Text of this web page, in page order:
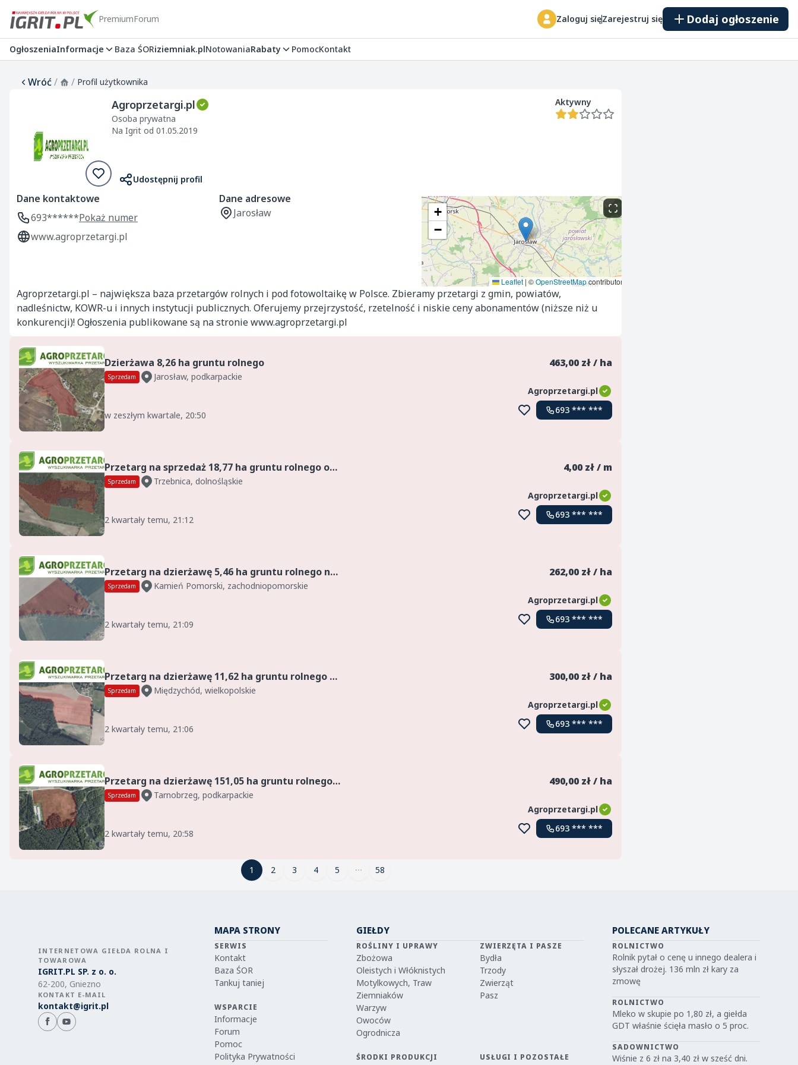
PremiumForum Zaloguj sięZarejestruj się Dodaj ogłoszenie
OgłoszeniaInformacje Baza ŚORiziemniak.plNotowaniaRabaty PomocKontakt
Wróć/ / Profil użytkownika
Agroprzetargi.pl
Osoba prywatna
Na Igrit od 01.05.2019
Udostępnij profil
Aktywny
Dane kontaktowe
693******Pokaż numer
www.agroprzetargi.pl
Dane adresowe
Jarosław
+
−
Leaflet | ©OpenStreetMapcontributors
Agroprzetargi.pl – największa baza przetargów rolnych i pod fotowoltaikę w Polsce. Zbieramy przetargi z gmin, powiatów,
nadleśnictw, KOWR-u i innych instytucji publicznych. Oferujemy przejrzystość, rzetelność i niskie ceny abonamentów (niższe niż u
konkurencji)! Ogłoszenia publikowane są na stronie www.agroprzetargi.pl
Dzierżawa 8,26 ha gruntu rolnego 463,00 zł / ha
Sprzedam
Jarosław, podkarpackie
Agroprzetargi.pl
w zeszłym kwartale, 20:50 693 *** ***
Przetarg na sprzedaż 18,77 ha gruntu rolnego ograniczony do rolników indywidualnych – RV, RVI, ŁIV, ŁV, PsIV, PsV, PsVI, W-RI, W-ŁIV, W-ŁV, Lzr-RVI, Lzr-PsV woj. dolnośląskie, powiat trzebnicki Cena... 4,00 zł / m
Sprzedam
Trzebnica, dolnośląskie
Agroprzetargi.pl
2 kwartały temu, 21:12 693 *** ***
Przetarg na dzierżawę 5,46 ha gruntu rolnego na czas nieokreślony – RV, RVI, PsIII, PsIV, PsV, PsVI woj. zachodniopomorskie, powiat kamieński Roczny czynsz wywoławczy: 1 430,00 PLN Wadium: brak Te... 262,00 zł / ha
Sprzedam
Kamień Pomorski, zachodniopomorskie
Agroprzetargi.pl
2 kwartały temu, 21:09 693 *** ***
Przetarg na dzierżawę 11,62 ha gruntu rolnego na 3 lata – RIVb, RV woj. wielkopolskie, powiat międzychodzki Roczny czynsz wywoławczy: 3 485,31 PLN Wadium: 1 000,00 PLN do 09.04.2026 Termin przetar... 300,00 zł / ha
Sprzedam
Międzychód, wielkopolskie
Agroprzetargi.pl
2 kwartały temu, 21:06 693 *** ***
Przetarg na dzierżawę 151,05 ha gruntu rolnego woj. podkarpackie, powiat tarnobrzeski Roczny czynsz wywoławczy: 74 017,09 PLN Wadium: 3 745,00 PLN do 07.04.2026 Termin składania ofert: 09.04.2026... 490,00 zł / ha
Sprzedam
Tarnobrzeg, podkarpackie
Agroprzetargi.pl
2 kwartały temu, 20:58 693 *** ***
11 2 3 4 5 58
INTERNETOWA GIEŁDA ROLNA I
TOWAROWA
IGRIT.PL SP. z o. o.
62-200, Gniezno
KONTAKT E-MAIL
kontakt@igrit.pl
MAPA STRONY
SERWIS
Kontakt
Baza ŚOR
Tankuj taniej
WSPARCIE
Informacje
Forum
Pomoc
Polityka Prywatności
GIEŁDY
ROŚLINY I UPRAWY
Zbożowa
Oleistych i Włóknistych
Motylkowych, Traw
Ziemniaków
Warzyw
Owoców
Ogrodnicza
ZWIERZĘTA I PASZE
Bydła
Trzody
Zwierząt
Pasz
ŚRODKI PRODUKCJI USŁUGI I POZOSTAŁE
POLECANE ARTYKUŁY
ROLNICTWO
Rolnik pytał o cenę u innego dealera i
słyszał drożej. 136 mln zł kary za
zmowę
ROLNICTWO
Mleko w skupie po 1,80 zł, a giełda
GDT właśnie ścięła masło o 5 proc.
SADOWNICTWO
Wiśnie z 6 zł na 3,40 zł w sześć dni.